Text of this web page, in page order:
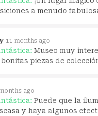
a menudo
11 months ago
Museo muy
piezas de
ago
Puede que la
y haya algunos